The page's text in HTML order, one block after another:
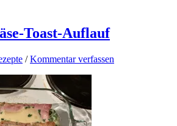
Toast-Auflauf
/Kommentar verfassen